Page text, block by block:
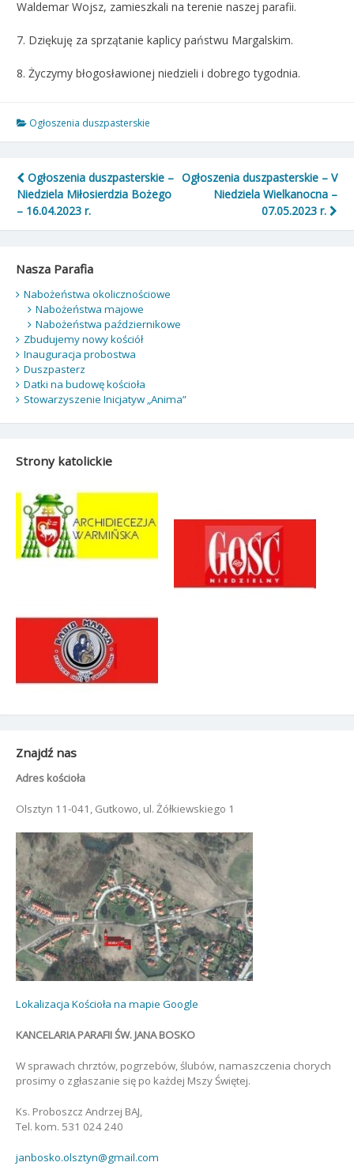
Waldemar Wojsz, zamieszkali na terenie naszej parafii.
7. Dziękuję za sprzątanie kaplicy państwu Margalskim.
8. Życzymy błogosławionej niedzieli i dobrego tygodnia.
Ogłoszenia duszpasterskie
Nawigacja
wpisu
Ogłoszenia duszpasterskie –
Niedziela Miłosierdzia Bożego
– 16.04.2023 r.
Ogłoszenia duszpasterskie – V
Niedziela Wielkanocna –
07.05.2023 r.
Nasza Parafia
Nabożeństwa okolicznościowe
Nabożeństwa majowe
Nabożeństwa październikowe
Zbudujemy nowy kościół
Inauguracja probostwa
Duszpasterz
Datki na budowę kościoła
Stowarzyszenie Inicjatyw „Anima”
Strony katolickie
Znajdź nas
Adres kościoła
Olsztyn 11-041, Gutkowo, ul. Żółkiewskiego 1
Lokalizacja Kościoła na mapie Google
KANCELARIA PARAFII ŚW. JANA BOSKO
W sprawach chrztów, pogrzebów, ślubów, namaszczenia chorych
prosimy o zgłaszanie się po każdej Mszy Świętej.
Ks. Proboszcz Andrzej BAJ,
Tel. kom. 531 024 240
janbosko.olsztyn@gmail.com